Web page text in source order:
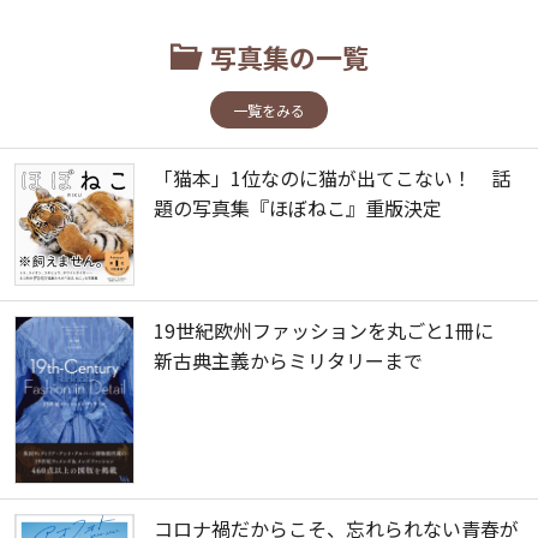
写真集の一覧
一覧をみる
「猫本」1位なのに猫が出てこない！ 話
題の写真集『ほぼねこ』重版決定
19世紀欧州ファッションを丸ごと1冊に
新古典主義からミリタリーまで
コロナ禍だからこそ、忘れられない青春が